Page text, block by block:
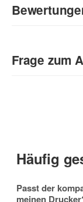
Sie Anderen bei
Frage zum
Häufig
Passt der
meinen